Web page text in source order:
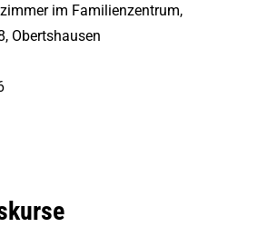
im Familienzentrum,
Obertshausen